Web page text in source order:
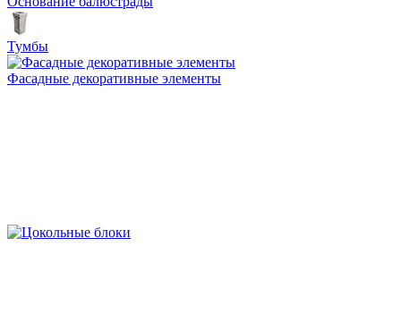
Тумбы
Фасадные декоративные элементы